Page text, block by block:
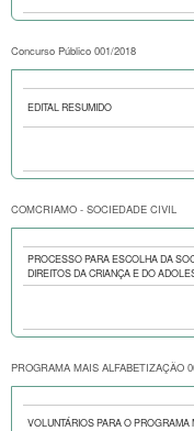
Concurso Público 001/2018
EDITAL RESUMIDO
COMCRIAMO - SOCIEDADE CIVIL
PROCESSO PARA ESCOLHA DA
DIREITOS DA CRIANÇA E DO
PROGRAMA MAIS ALFABETIZAÇÃO
VOLUNTÁRIOS PARA O PROGRAMA